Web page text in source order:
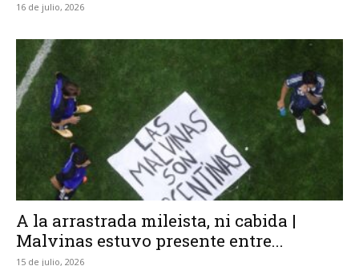
16 de julio, 2026
A la arrastrada mileista, ni cabida |
Malvinas estuvo presente entre...
15 de julio, 2026